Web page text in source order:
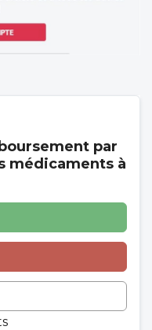
par
médicaments à